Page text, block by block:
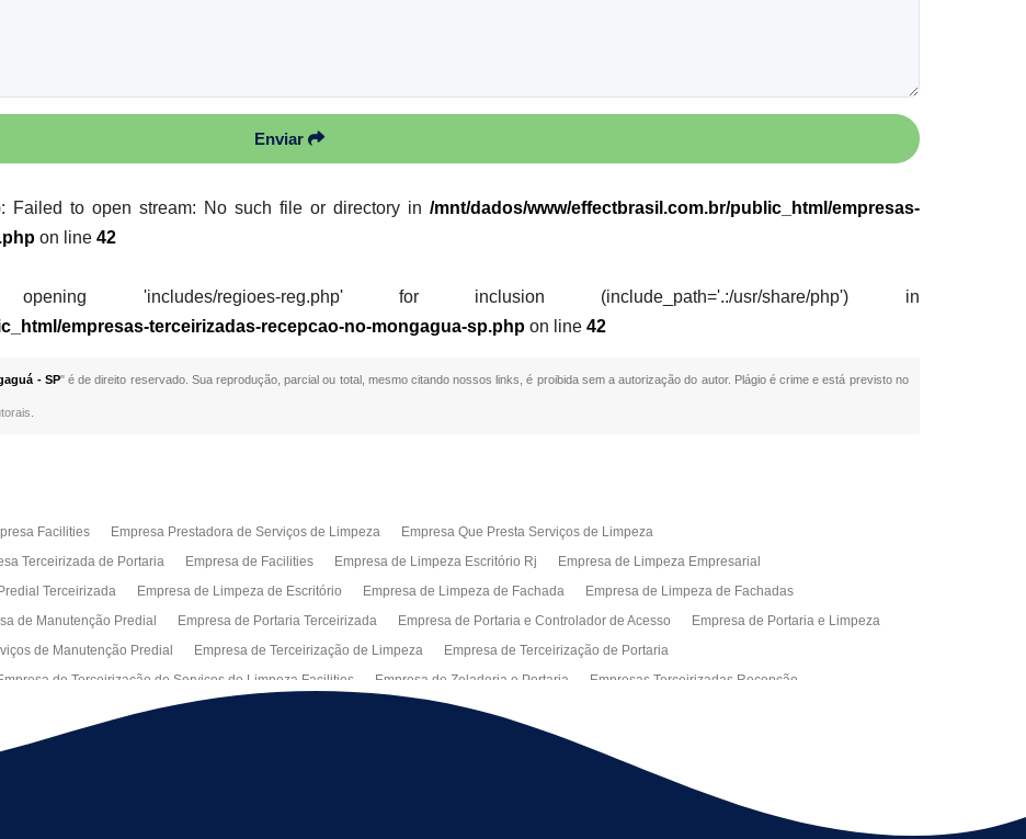
Enviar
Failed to open stream: No such file or directory in /mnt/dados/www/effectbrasil.com.br/public_html/empresas-
on line42
'includes/regioes-reg.php' for inclusion (include_path='.:/usr/share/php') in
empresas-terceirizadas-recepcao-no-mongagua-sp.php on line42
- SP" é de direito reservado. Sua reprodução, parcial ou total, mesmo citando nossos links, é proibida sem a autorização do autor. Plágio é crime e está previsto no
Facilities Empresa Prestadora de Serviços de Limpeza
Empresa Que Presta Serviços de Limpeza
Terceirizada de Portaria Empresa de Facilities Empresa de Limpeza Escritório Rj
Empresa de Limpeza Empresarial
Terceirizada Empresa de Limpeza de Escritório Empresa de Limpeza de Fachada
Empresa de Limpeza de Fachadas
de Manutenção Predial Empresa de Portaria Terceirizada Empresa de Portaria e Controlador de Acesso
Empresa de Portaria e Limpeza
de Manutenção Predial Empresa de Terceirização de Limpeza
Empresa de Terceirização de Portaria
de Terceirização de Serviços de Limpeza Facilities Empresa de Zeladoria e Portaria
Empresas Terceirizadas Recepção
de Manutenção Predial Rj Jardinagem para Empresa
Limpeza de Fachadas de Predios Recepção Terceirizada
Predial Serviços da Terceirização de Manutenção Predial